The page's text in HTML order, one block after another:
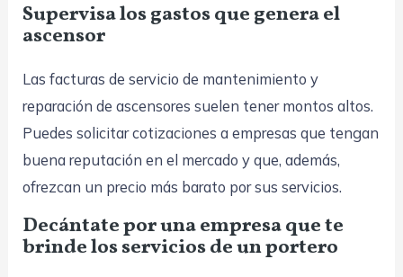
Supervisa los gastos que genera el
ascensor
Las facturas de servicio de mantenimiento y
reparación de ascensores suelen tener montos altos.
Puedes solicitar cotizaciones a empresas que tengan
buena reputación en el mercado y que, además,
ofrezcan un precio más barato por sus servicios.
Decántate por una empresa que te
brinde los servicios de un portero